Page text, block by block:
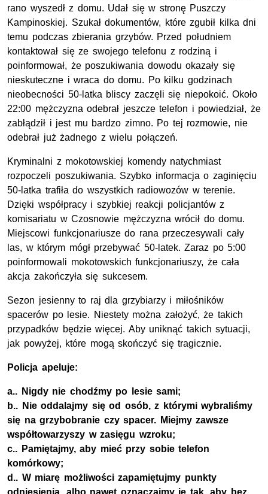
rano wyszedł z domu. Udał się w stronę Puszczy
Kampinoskiej. Szukał dokumentów, które zgubił kilka dni
temu podczas zbierania grzybów. Przed południem
kontaktował się ze swojego telefonu z rodziną i
poinformował, że poszukiwania dowodu okazały się
nieskuteczne i wraca do domu. Po kilku godzinach
nieobecności 50-latka bliscy zaczęli się niepokoić. Około
22:00 mężczyzna odebrał jeszcze telefon i powiedział, że
zabłądził i jest mu bardzo zimno. Po tej rozmowie, nie
odebrał już żadnego z wielu połączeń.
Kryminalni z mokotowskiej komendy natychmiast
rozpoczeli poszukiwania. Szybko informacja o zaginięciu
50-latka trafiła do wszystkich radiowozów w terenie.
Dzięki współpracy i szybkiej reakcji policjantów z
komisariatu w Czosnowie mężczyzna wrócił do domu.
Miejscowi funkcjonariusze do rana przeczesywali cały
las, w którym mógł przebywać 50-latek. Zaraz po 5:00
poinformowali mokotowskich funkcjonariuszy, że cała
akcja zakończyła się sukcesem.
Sezon jesienny to raj dla grzybiarzy i miłośników
spacerów po lesie. Niestety można założyć, że takich
przypadków będzie więcej. Aby uniknąć takich sytuacji,
jak powyżej, które mogą skończyć się tragicznie.
Policja apeluje:
a.. Nigdy nie chodźmy po lesie sami;
b.. Nie oddalajmy się od osób, z którymi wybraliśmy
się na grzybobranie czy spacer. Miejmy zawsze
współtowarzyszy w zasięgu wzroku;
c.. Pamiętajmy, aby mieć przy sobie telefon
komórkowy;
d.. W miarę możliwości zapamiętujmy punkty